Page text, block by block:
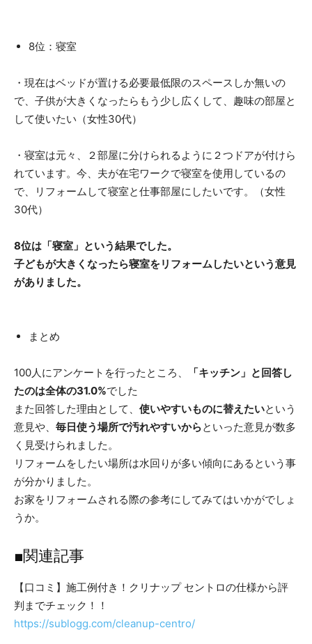
8位：寝室
・現在はベッドが置ける必要最低限のスペースしか無いの
で、子供が大きくなったらもう少し広くして、趣味の部屋と
して使いたい（女性30代）
・寝室は元々、２部屋に分けられるように２つドアが付けら
れています。今、夫が在宅ワークで寝室を使用しているの
で、リフォームして寝室と仕事部屋にしたいです。（女性
30代）
8位は「寝室」という結果でした。
子どもが大きくなったら寝室をリフォームしたいという意見
がありました。
まとめ
100人にアンケートを行ったところ、
「キッチン」と回答し
たのは全体の31.0%でした
また回答した理由として、 使いやすいものに替えたいという
意見や、 毎日使う場所で汚れやすいからといった意見が数多
く見受けられました。
リフォームをしたい場所は水回りが多い傾向にあるという事
が分かりました。
お家をリフォームされる際の参考にしてみてはいかがでしょ
うか。
■関連記事
【口コミ】施工例付き！クリナップ セントロの仕様から評
判までチェック！！
https://sublogg.com/cleanup-centro/